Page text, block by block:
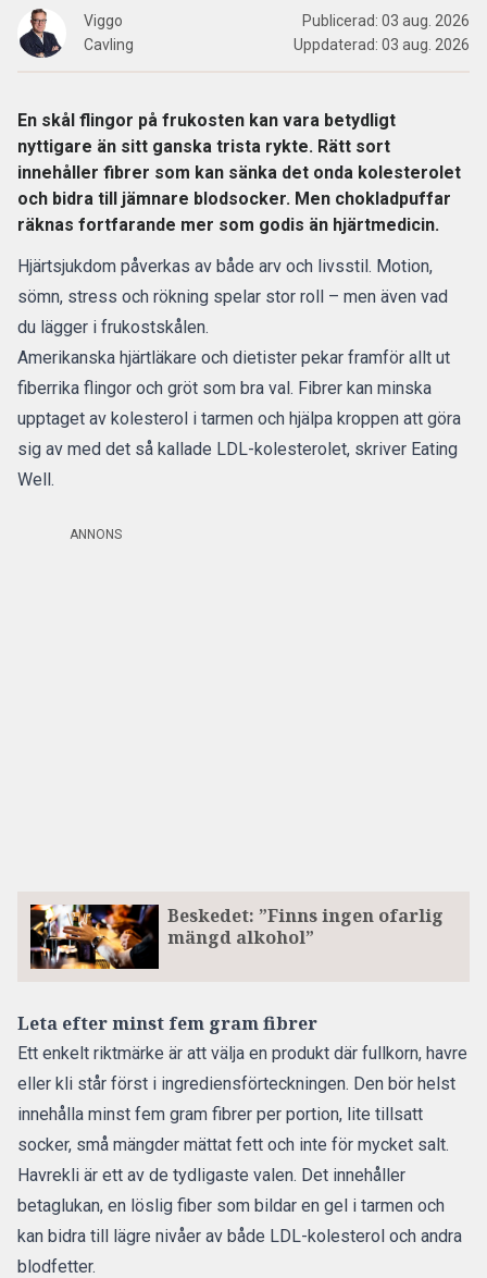
Viggo
Cavling
Publicerad: 03 aug. 2026
Uppdaterad: 03 aug. 2026
En skål flingor på frukosten kan vara betydligt
nyttigare än sitt ganska trista rykte. Rätt sort
innehåller fibrer som kan sänka det onda kolesterolet
och bidra till jämnare blodsocker. Men chokladpuffar
räknas fortfarande mer som godis än hjärtmedicin.
Hjärtsjukdom påverkas av både arv och livsstil. Motion,
sömn, stress och rökning spelar stor roll – men även vad
du lägger i frukostskålen.
Amerikanska hjärtläkare och dietister pekar framför allt ut
fiberrika flingor och gröt som bra val. Fibrer kan minska
upptaget av kolesterol i tarmen och hjälpa kroppen att göra
sig av med det så kallade LDL-kolesterolet, skriver Eating
Well.
ANNONS
Beskedet: ”Finns ingen ofarlig
mängd alkohol”
Leta efter minst fem gram fibrer
Ett enkelt riktmärke är att välja en produkt där fullkorn, havre
eller kli står först i ingrediensförteckningen. Den bör helst
innehålla minst fem gram fibrer per portion, lite tillsatt
socker, små mängder mättat fett och inte för mycket salt.
Havrekli är ett av de tydligaste valen. Det innehåller
betaglukan, en löslig fiber som bildar en gel i tarmen och
kan bidra till lägre nivåer av både LDL-kolesterol och andra
blodfetter.